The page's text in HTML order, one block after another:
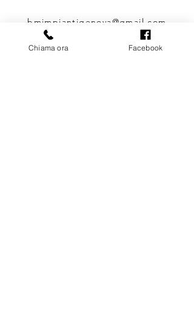
bmimpiantigenova@gmail.com
3405807479
Chiama ora Facebook